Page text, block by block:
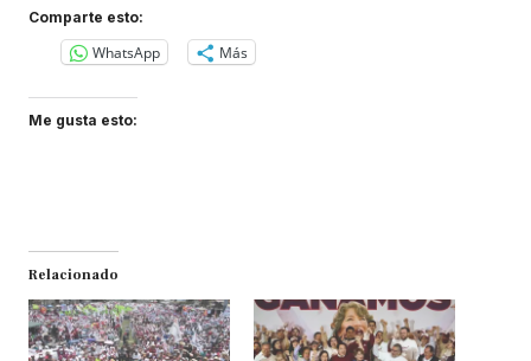
Comparte esto:
WhatsApp Más
Me gusta esto:
Relacionado